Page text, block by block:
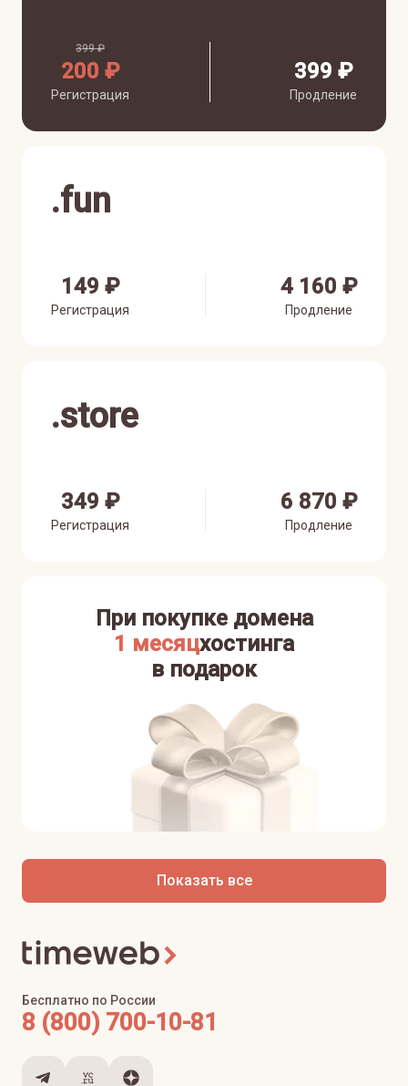
399 ₽
200 ₽
Регистрация
399 ₽
Продление
.fun
149 ₽
Регистрация
4 160 ₽
Продление
.store
349 ₽
Регистрация
6 870 ₽
Продление
При покупке домена
1 месяцхостинга
в подарок
Показать все
Бесплатно по России
8 (800) 700-10-81